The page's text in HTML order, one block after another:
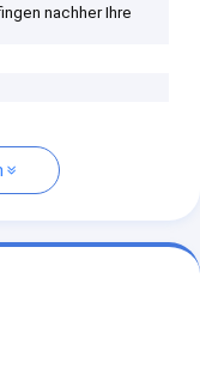
nachher Ihre